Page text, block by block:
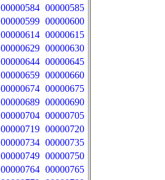
00000584 00000585
00000599 00000600
00000614 00000615
00000629 00000630
00000644 00000645
00000659 00000660
00000674 00000675
00000689 00000690
00000704 00000705
00000719 00000720
00000734 00000735
00000749 00000750
00000764 00000765